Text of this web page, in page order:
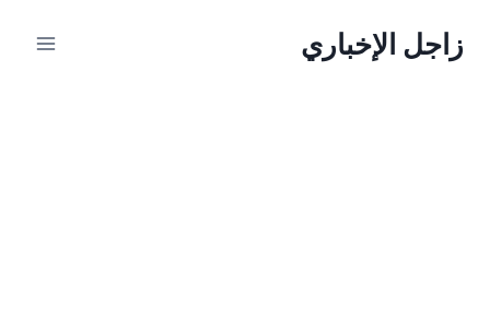
زاجل الإخباري